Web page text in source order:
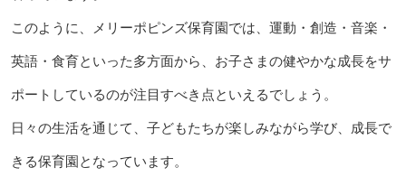
このように、メリーポピンズ保育園では、運動・創造・音楽・
英語・食育といった多方面から、お子さまの健やかな成長をサ
ポートしているのが注目すべき点といえるでしょう。
日々の生活を通じて、子どもたちが楽しみながら学び、成長で
きる保育園となっています。